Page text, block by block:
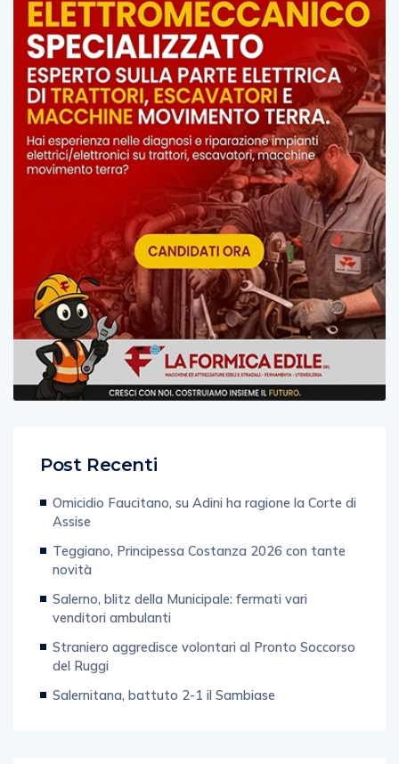
Post Recenti
Omicidio Faucitano, su Adini ha ragione la Corte di
Assise
Teggiano, Principessa Costanza 2026 con tante
novità
Salerno, blitz della Municipale: fermati vari
venditori ambulanti
Straniero aggredisce volontari al Pronto Soccorso
del Ruggi
Salernitana, battuto 2-1 il Sambiase